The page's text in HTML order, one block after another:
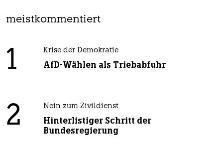
meistkommentiert
1 Krise der Demokratie
AfD-Wählen als Triebabfuhr
2 Nein zum Zivildienst
Hinterlistiger Schritt der
Bundesregierung